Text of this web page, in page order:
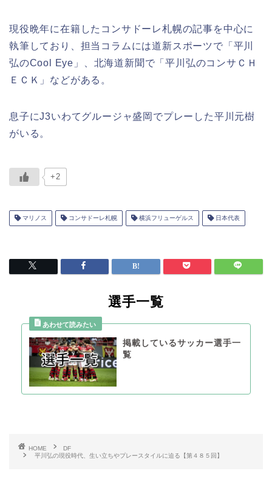
現役晩年に在籍したコンサドーレ札幌の記事を中心に
執筆しており、担当コラムには道新スポーツで「平川
弘のCool Eye」、北海道新聞で「平川弘のコンサＣＨ
ＥＣＫ」などがある。
息子にJ3いわてグルージャ盛岡でプレーした平川元樹
がいる。
+2
マリノス コンサドーレ札幌 横浜フリューゲルス 日本代表
選手一覧
掲載しているサッカー選手一
覧
HOME
DF
平川弘の現役時代、生い立ちやプレースタイルに迫る【第４８５回】